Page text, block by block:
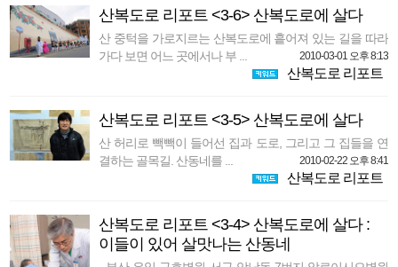
산복도로 리포트 <3-6> 산복도로에 살다
산 중턱을 가로지르는 산복도로에 흩어져 있는 길을 따라
가다 보면 어느 곳에서나 부 ...
2010-03-01 오후 8:13
산복도로 리포트
산복도로 리포트 <3-5> 산복도로에 살다
산 허리로 빽빽이 들어선 집과 도로, 그리고 그 집들을 연
결하는 골목길. 산동네를 ...
2010-02-22 오후 8:41
산복도로 리포트
산복도로 리포트 <3-4> 산복도로에 살다 :
이들이 있어 살맛나는 산동네